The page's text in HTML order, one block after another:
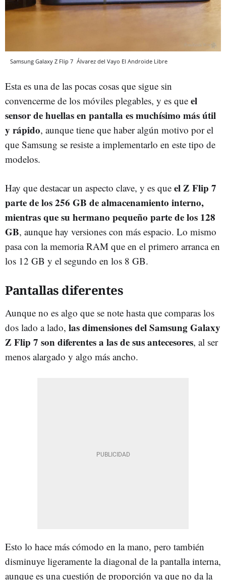
Samsung Galaxy Z Flip 7 Álvarez del Vayo El Androide Libre
Esta es una de las pocas cosas que sigue sin
convencerme de los móviles plegables, y es que el
sensor de huellas en pantalla es muchísimo más útil
y rápido, aunque tiene que haber algún motivo por el
que Samsung se resiste a implementarlo en este tipo de
modelos.
Hay que destacar un aspecto clave, y es que el Z Flip 7
parte de los 256 GB de almacenamiento interno,
mientras que su hermano pequeño parte de los 128
GB, aunque hay versiones con más espacio. Lo mismo
pasa con la memoria RAM que en el primero arranca en
los 12 GB y el segundo en los 8 GB.
Pantallas diferentes
Aunque no es algo que se note hasta que comparas los
dos lado a lado, las dimensiones del Samsung Galaxy
Z Flip 7 son diferentes a las de sus antecesores, al ser
menos alargado y algo más ancho.
Esto lo hace más cómodo en la mano, pero también
disminuye ligeramente la diagonal de la pantalla interna,
aunque es una cuestión de proporción ya que no da la